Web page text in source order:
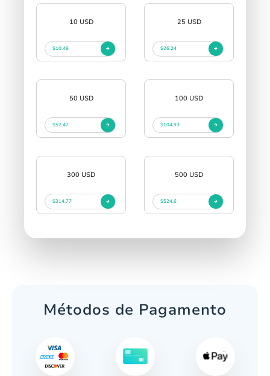
10 USD
$10.49
25 USD
$26.24
50 USD
$52.47
100 USD
$104.93
300 USD
$314.77
500 USD
$524.6
Métodos de Pagamento